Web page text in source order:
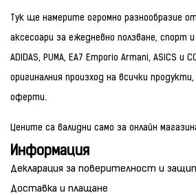
Тук ще намерите огромно разнообразие
аксесоари за ежедневно ползване, спорт и
ADIDAS, PUMA, EA7 Emporio Armani, ASICS и
оригиналния произход на всички
оферти.
Цените са валидни само за онлайн
Информация
Декларация за поверителност и
Доставка и плащане